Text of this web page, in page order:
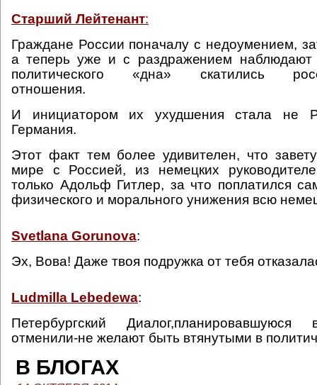
Старший Лейтенант:
Граждане России поначалу с недоумением,
а теперь уже и с раздражением наблюдают
политического «дна» скатились
отношения.
И инициатором их ухудшения стала не
Германия.
Этот факт тем более удивителен, что
мире с Россией, из немецких
только Адольф Гитлер, за что поплатился
физического и морального унижения всю
Svetlana Gorunova:
Эх, Вова! Даже твоя подружка от тебя
Ludmilla Lebedewa:
Петербургский
отменили-не желают быть втянутыми в
В БЛОГАХ